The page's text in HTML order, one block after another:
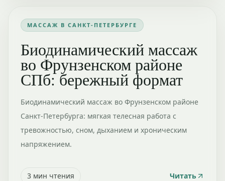
МАССАЖ В САНКТ-ПЕТЕРБУРГЕ
Биодинамический массаж
во Фрунзенском районе
СПб: бережный формат
Биодинамический массаж во Фрунзенском районе
Санкт-Петербурга: мягкая телесная работа с
тревожностью, сном, дыханием и хроническим
напряжением.
3 мин чтения Читать